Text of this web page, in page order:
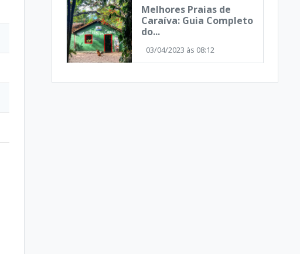
Melhores Praias de
Caraíva: Guia Completo
do...
03/04/2023 às 08:12